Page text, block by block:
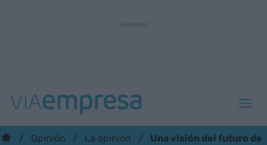
Opinión La opinión
Una visión del futuro de